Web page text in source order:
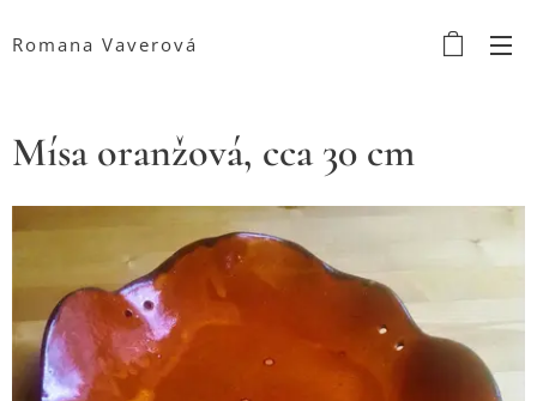
Romana Vaverová
Mísa oranžová, cca 30 cm